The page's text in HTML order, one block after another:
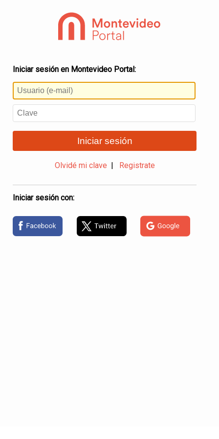
Iniciar sesión en Montevideo Portal:
Iniciar sesión
Olvidé mi clave Registrate
Iniciar sesión con: